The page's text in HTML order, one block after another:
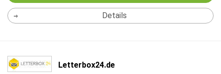
Details
Letterbox24.de